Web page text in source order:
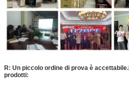
R: Un piccolo ordine di prova è accettabile.
prodotti: